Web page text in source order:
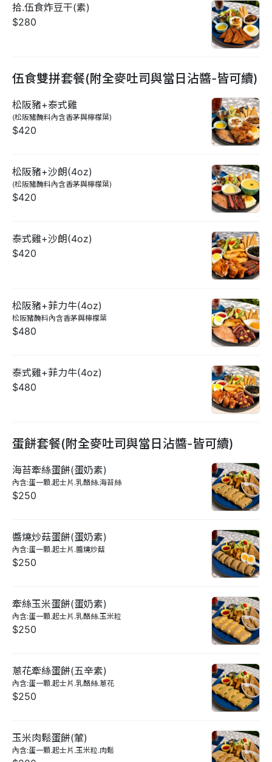
拾.伍食炸豆干(素)
$280
伍食雙拼套餐(附全麥吐司與當日沾醬-皆可續)
松阪豬+泰式雞
(松阪豬醃料內含香茅與檸檬葉)
$420
松阪豬+沙朗(4oz)
(松阪豬醃料內含香茅與檸檬葉)
$420
泰式雞+沙朗(4oz)
$420
松阪豬+菲力牛(4oz)
松阪豬醃料內含香茅與檸檬葉
$480
泰式雞+菲力牛(4oz)
$480
蛋餅套餐(附全麥吐司與當日沾醬-皆可續)
海苔牽絲蛋餅(蛋奶素)
內含:蛋一顆.起士片.乳酪絲.海苔絲
$250
醬燒炒菇蛋餅(蛋奶素)
內含:蛋一顆.起士片.醬燒炒菇
$250
牽絲玉米蛋餅(蛋奶素)
內含:蛋一顆.起士片.乳酪絲.玉米粒
$250
蔥花牽絲蛋餅(五辛素)
內含:蛋一顆.起士片.乳酪絲.蔥花
$250
玉米肉鬆蛋餅(葷)
內含:蛋一顆.起士片.玉米粒.肉鬆